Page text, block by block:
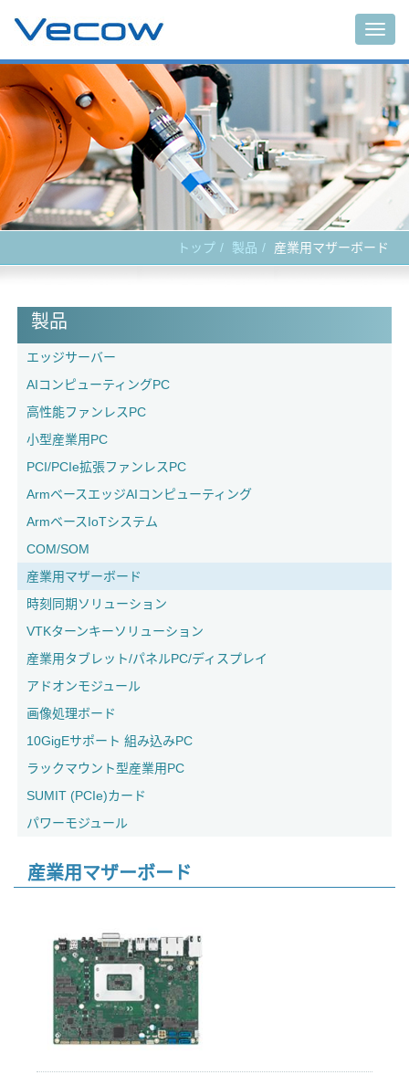
トップ 製品 産業用マザーボード
製品
エッジサーバー
AIコンピューティングPC
高性能ファンレスPC
小型産業用PC
PCI/PCIe拡張ファンレスPC
ArmベースエッジAIコンピューティング
ArmベースIoTシステム
COM/SOM
産業用マザーボード
時刻同期ソリューション
VTKターンキーソリューション
産業用タブレット/パネルPC/ディスプレイ
アドオンモジュール
画像処理ボード
10GigEサポート 組み込みPC
ラックマウント型産業用PC
SUMIT (PCIe)カード
パワーモジュール
産業用マザーボード